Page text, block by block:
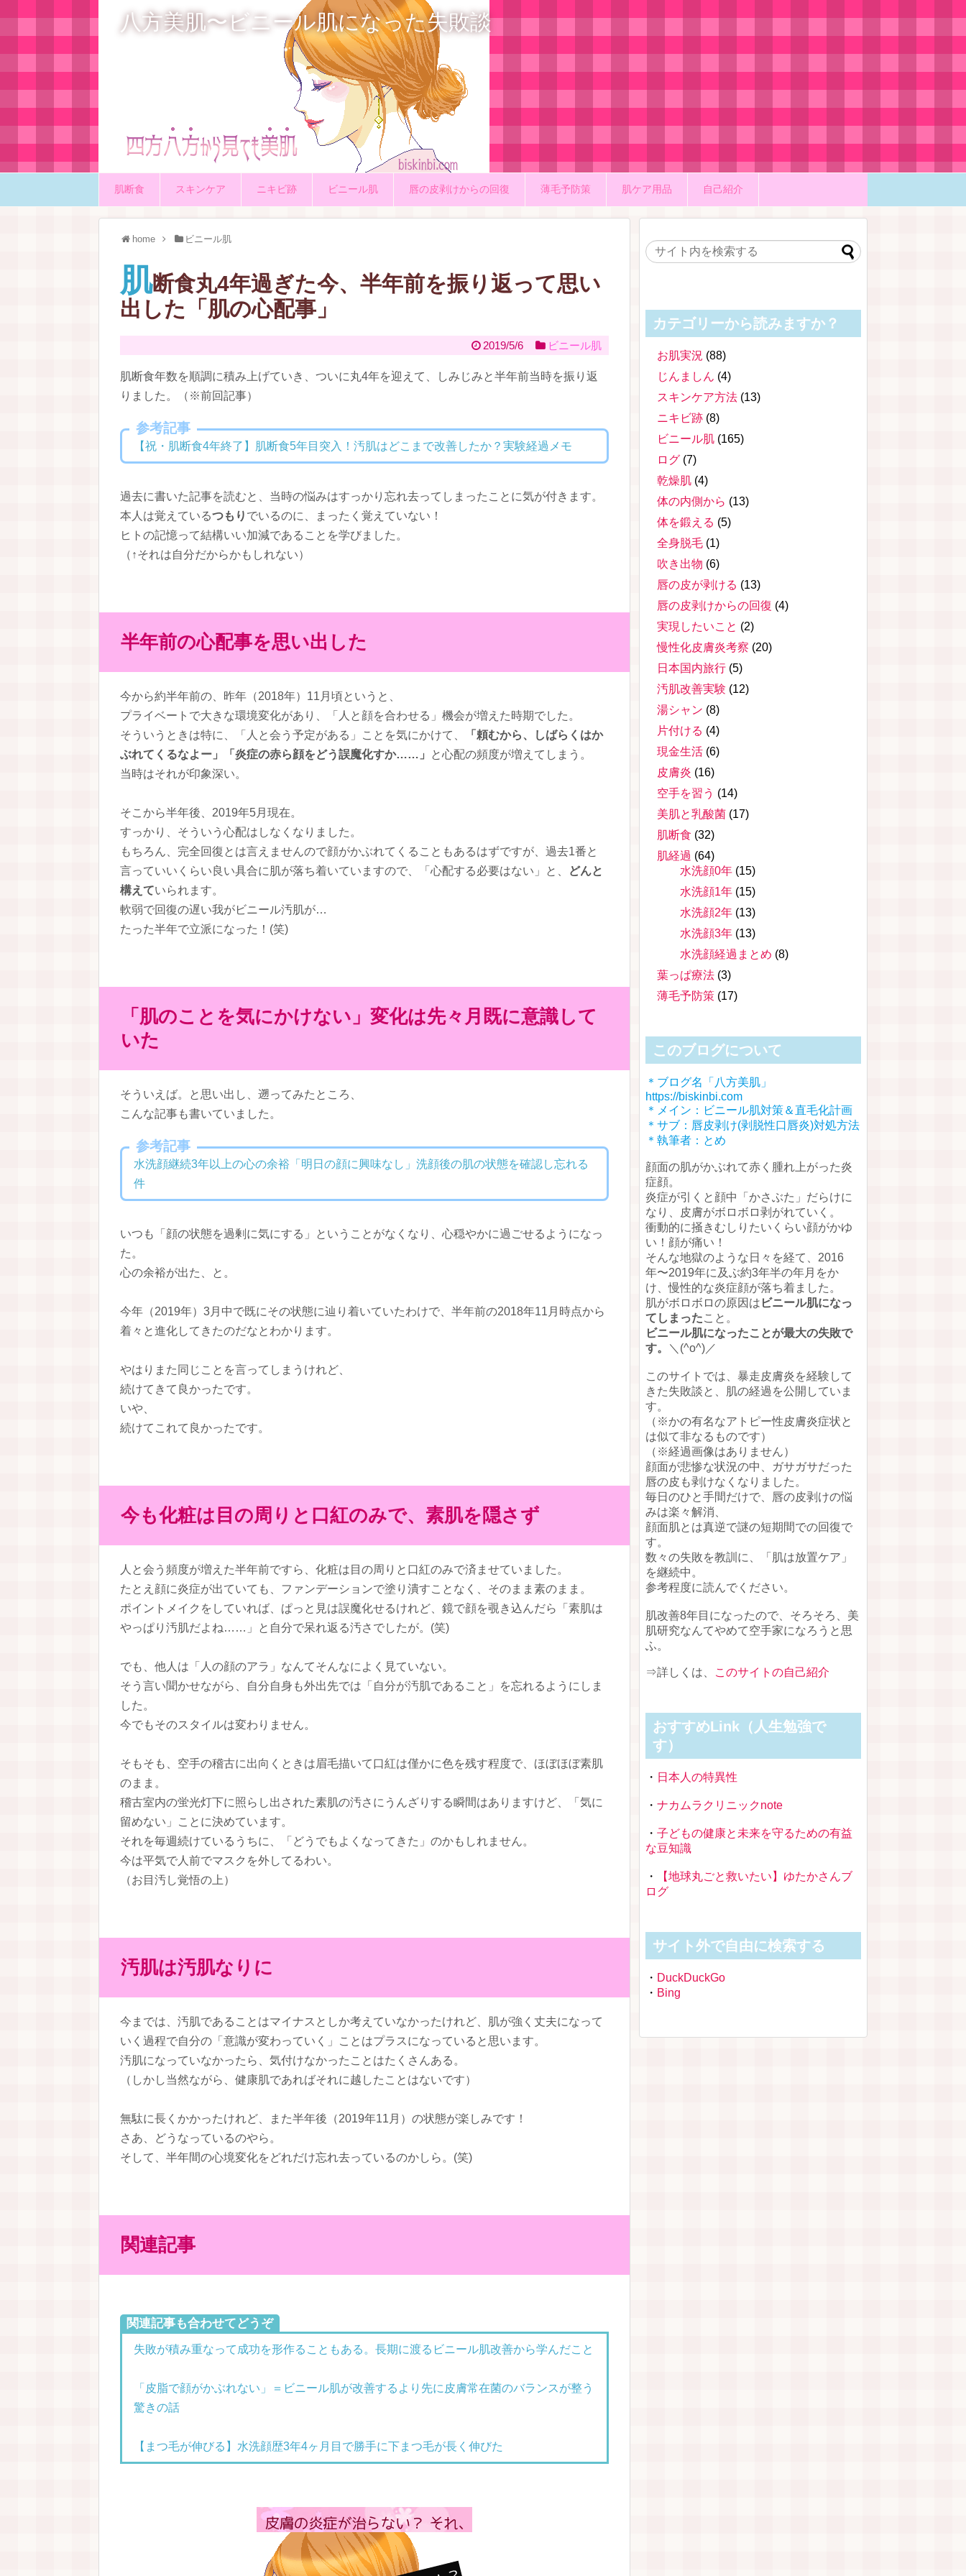
八方美肌〜ビニール肌になった失敗談
肌断食 スキンケア ニキビ跡 ビニール肌 唇の皮剥けからの回復 薄毛予防策 肌ケア用品 自己紹介
home ビニール肌
肌断食丸4年過ぎた今、半年前を振り返って思い
出した「肌の心配事」
2019/5/6 ビニール肌
肌断食年数を順調に積み上げていき、ついに丸4年を迎えて、しみじみと半年前当時を振り返
りました。（※前回記事）
参考記事
【祝・肌断食4年終了】肌断食5年目突入！汚肌はどこまで改善したか？実験経過メモ
過去に書いた記事を読むと、当時の悩みはすっかり忘れ去ってしまったことに気が付きます。
本人は覚えているつもり でいるのに、まったく覚えていない！
ヒトの記憶って結構いい加減であることを学びました。
（↑それは自分だからかもしれない）
半年前の心配事を思い出した
今から約半年前の、昨年（2018年）11月頃というと、
プライベートで大きな環境変化があり、「人と顔を合わせる」機会が増えた時期でした。
そういうときは特に、「人と会う予定がある」ことを気にかけて、
「頼むから、しばらくはか
ぶれてくるなよー」「炎症の赤ら顔をどう誤魔化すか……」
と心配の頻度が増えてしまう。
当時はそれが印象深い。
そこから半年後、2019年5月現在。
すっかり、そういう心配はしなくなりました。
もちろん、完全回復とは言えませんので顔がかぶれてくることもあるはずですが、過去1番と
言っていいくらい良い具合に肌が落ち着いていますので、「心配する必要はない」と、
どんと
構えていられます。
軟弱で回復の遅い我がビニール汚肌が…
たった半年で立派になった！(笑)
「肌のことを気にかけない」変化は先々月既に意識して
いた
そういえば。と思い出し、遡ってみたところ、
こんな記事も書いていました。
参考記事
水洗顔継続3年以上の心の余裕「明日の顔に興味なし」洗顔後の肌の状態を確認し忘れる
件
いつも「顔の状態を過剰に気にする」ということがなくなり、心穏やかに過ごせるようになっ
た。
心の余裕が出た、と。
今年（2019年）3月中で既にその状態に辿り着いていたわけで、半年前の2018年11月時点から
着々と進化してきたのだなとわかります。
やはりまた同じことを言ってしまうけれど、
続けてきて良かったです。
いや、
続けてこれて良かったです。
今も化粧は目の周りと口紅のみで、素肌を隠さず
人と会う頻度が増えた半年前ですら、化粧は目の周りと口紅のみで済ませていました。
たとえ顔に炎症が出ていても、ファンデーションで塗り潰すことなく、そのまま素のまま。
ポイントメイクをしていれば、ぱっと見は誤魔化せるけれど、鏡で顔を覗き込んだら「素肌は
やっぱり汚肌だよね……」と自分で呆れ返る汚さでしたが。(笑)
でも、他人は「人の顔のアラ」なんてそんなによく見ていない。
そう言い聞かせながら、自分自身も外出先では「自分が汚肌であること」を忘れるようにしま
した。
今でもそのスタイルは変わりません。
そもそも、空手の稽古に出向くときは眉毛描いて口紅は僅かに色を残す程度で、ほぼほぼ素肌
のまま。
稽古室内の蛍光灯下に照らし出された素肌の汚さにうんざりする瞬間はありますけど、「気に
留めない」ことに決めています。
それを毎週続けているうちに、「どうでもよくなってきた」のかもしれません。
今は平気で人前でマスクを外してるわい。
（お目汚し覚悟の上）
汚肌は汚肌なりに
今までは、汚肌であることはマイナスとしか考えていなかったけれど、肌が強く丈夫になって
いく過程で自分の「意識が変わっていく」ことはプラスになっていると思います。
汚肌になっていなかったら、気付けなかったことはたくさんある。
（しかし当然ながら、健康肌であればそれに越したことはないです）
無駄に長くかかったけれど、また半年後（2019年11月）の状態が楽しみです！
さあ、どうなっているのやら。
そして、半年間の心境変化をどれだけ忘れ去っているのかしら。(笑)
関連記事
関連記事も合わせてどうぞ
失敗が積み重なって成功を形作ることもある。長期に渡るビニール肌改善から学んだこと
「皮脂で顔がかぶれない」＝ビニール肌が改善するより先に皮膚常在菌のバランスが整う
驚きの話
【まつ毛が伸びる】水洗顔歴3年4ヶ月目で勝手に下まつ毛が長く伸びた
カテゴリーから読みますか？
お肌実況 (88)
じんましん (4)
スキンケア方法 (13)
ニキビ跡 (8)
ビニール肌 (165)
ログ (7)
乾燥肌 (4)
体の内側から (13)
体を鍛える (5)
全身脱毛 (1)
吹き出物 (6)
唇の皮が剥ける (13)
唇の皮剥けからの回復 (4)
実現したいこと (2)
慢性化皮膚炎考察 (20)
日本国内旅行 (5)
汚肌改善実験 (12)
湯シャン (8)
片付ける (4)
現金生活 (6)
皮膚炎 (16)
空手を習う (14)
美肌と乳酸菌 (17)
肌断食 (32)
肌経過 (64)
水洗顔0年 (15)
水洗顔1年 (15)
水洗顔2年 (13)
水洗顔3年 (13)
水洗顔経過まとめ (8)
葉っぱ療法 (3)
薄毛予防策 (17)
このブログについて
＊ブログ名「八方美肌」
https://biskinbi.com
＊メイン：ビニール肌対策＆直毛化計画
＊サブ：唇皮剥け(剥脱性口唇炎)対処方法
＊執筆者：とめ
顔面の肌がかぶれて赤く腫れ上がった炎
症顔。
炎症が引くと顔中「かさぶた」だらけに
なり、皮膚がボロボロ剥がれていく。
衝動的に掻きむしりたいくらい顔がかゆ
い！顔が痛い！
そんな地獄のような日々を経て、2016
年〜2019年に及ぶ約3年半の年月をか
け、慢性的な炎症顔が落ち着ました。
肌がボロボロの原因は ビニール肌になっ
てしまったこと。
ビニール肌になったことが最大の失敗で
す。
＼(^o^)／
このサイトでは、暴走皮膚炎を経験して
きた失敗談と、肌の経過を公開していま
す。
（※かの有名なアトピー性皮膚炎症状と
は似て非なるものです）
（※経過画像はありません）
顔面が悲惨な状況の中、ガサガサだった
唇の皮も剥けなくなりました。
毎日のひと手間だけで、唇の皮剥けの悩
みは楽々解消、
顔面肌とは真逆で謎の短期間での回復で
す。
数々の失敗を教訓に、「肌は放置ケア」
を継続中。
参考程度に読んでください。
肌改善8年目になったので、そろそろ、美
肌研究なんてやめて空手家になろうと思
ふ。
⇒詳しくは、 このサイトの自己紹介
おすすめLink（人生勉強で
す）
・ 日本人の特異性
・ ナカムラクリニックnote
・ 子どもの健康と未来を守るための有益
な豆知識
・
【地球丸ごと救いたい】ゆたかさんブ
ログ
サイト外で自由に検索する
・ DuckDuckGo
・ Bing